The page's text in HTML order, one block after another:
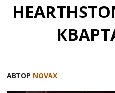
АВТОР NOVAX